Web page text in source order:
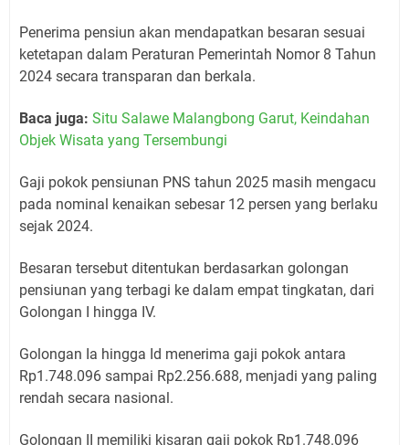
Penerima pensiun akan mendapatkan besaran sesuai
ketetapan dalam Peraturan Pemerintah Nomor 8 Tahun
2024 secara transparan dan berkala.
Baca juga: Situ Salawe Malangbong Garut, Keindahan
Objek Wisata yang Tersembungi
Gaji pokok pensiunan PNS tahun 2025 masih mengacu
pada nominal kenaikan sebesar 12 persen yang berlaku
sejak 2024.
Besaran tersebut ditentukan berdasarkan golongan
pensiunan yang terbagi ke dalam empat tingkatan, dari
Golongan I hingga IV.
Golongan Ia hingga Id menerima gaji pokok antara
Rp1.748.096 sampai Rp2.256.688, menjadi yang paling
rendah secara nasional.
Golongan II memiliki kisaran gaji pokok Rp1.748.096